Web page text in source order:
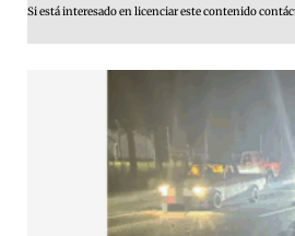
Si está interesado en licenciar este contenido